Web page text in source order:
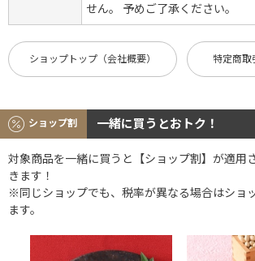
せん。 予めご了承ください。
ショップトップ（会社概要） 特定商取
ショップ割 一緒に買うとおトク！
対象商品を一緒に買うと【ショップ割】が適用
きます！
※同じショップでも、税率が異なる場合はショ
ます。